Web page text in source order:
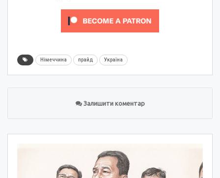
Німеччина прайд Україна
Залишити коментар